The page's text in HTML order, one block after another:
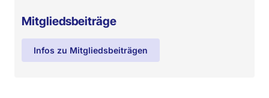
Mitgliedsbeiträge
Infos zu Mitgliedsbeiträgen